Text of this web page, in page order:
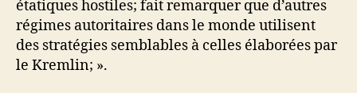
étatiques hostiles; fait remarquer que d’autres
régimes autoritaires dans le monde utilisent
des stratégies semblables à celles élaborées par
le Kremlin; ».